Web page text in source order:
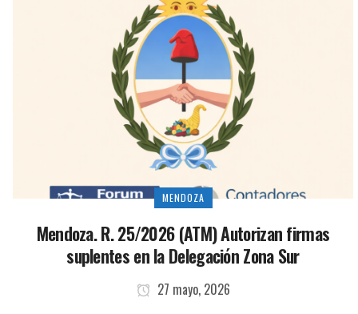
MENDOZA
Mendoza. R. 25/2026 (ATM) Autorizan firmas
suplentes en la Delegación Zona Sur
27 mayo, 2026